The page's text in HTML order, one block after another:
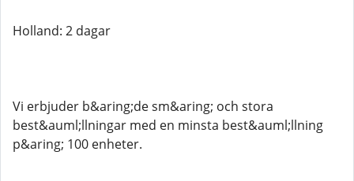
Holland: 2 dagar
Vi erbjuder b&aring;de sm&aring; och stora
best&auml;llningar med en minsta best&auml;llning
p&aring; 100 enheter.